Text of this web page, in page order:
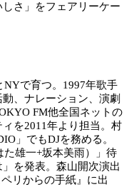
さ」をフェアリーケー
NYで育つ。1997年歌手
、ナレーション、演劇
FM他全国ネットの
ィを2011年より担当。村
」でもDJを務める。
た雄一+坂本美雨）」待
を発表。森山開次演出
リからの手紙』に出